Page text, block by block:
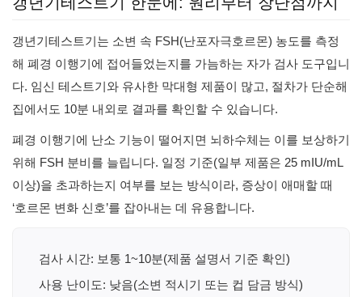
갱년기테스트기는 소변 속 FSH(난포자극호르몬) 농도를 측정
해 폐경 이행기에 접어들었는지를 가늠하는 자가 검사 도구입니
다. 임신 테스트기와 유사한 막대형 제품이 많고, 절차가 단순해
집에서도 10분 내외로 결과를 확인할 수 있습니다.
폐경 이행기에 난소 기능이 떨어지면 뇌하수체는 이를 보상하기
위해 FSH 분비를 늘립니다. 일정 기준(일부 제품은 25 mIU/mL
이상)을 초과하는지 여부를 보는 방식이라, 증상이 애매할 때
‘호르몬 변화 신호’를 잡아내는 데 유용합니다.
검사 시간: 보통 1~10분(제품 설명서 기준 확인)
사용 난이도: 낮음(소변 적시기 또는 컵 담금 방식)